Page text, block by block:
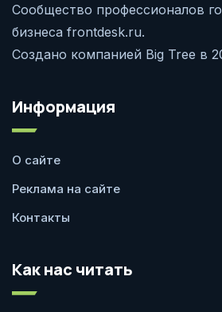
Сообщество профессионалов
бизнеса frontdesk.ru.
Создано компанией Big Tree в
Информация
О сайте
Реклама на сайте
Контакты
Как нас читать